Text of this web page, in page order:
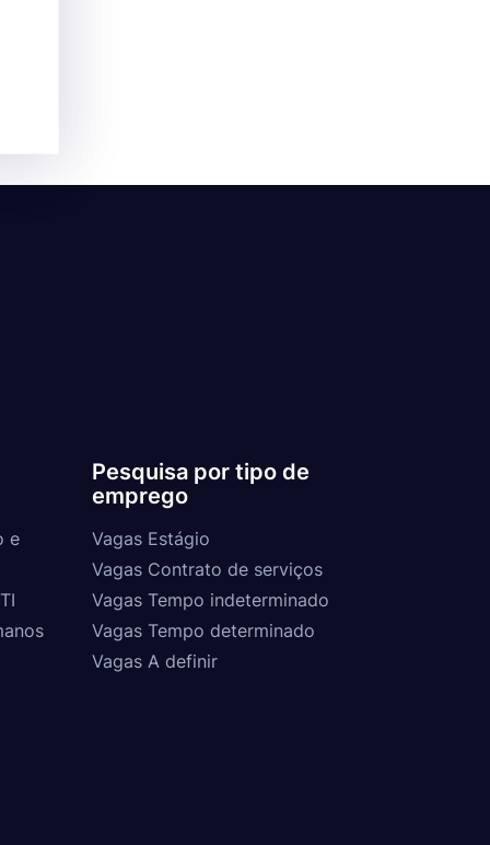
e
Pesquisa por tipo de
emprego
Vagas Estágio
Vagas Contrato de serviços
Vagas Tempo indeterminado
Vagas Tempo determinado
Vagas A definir